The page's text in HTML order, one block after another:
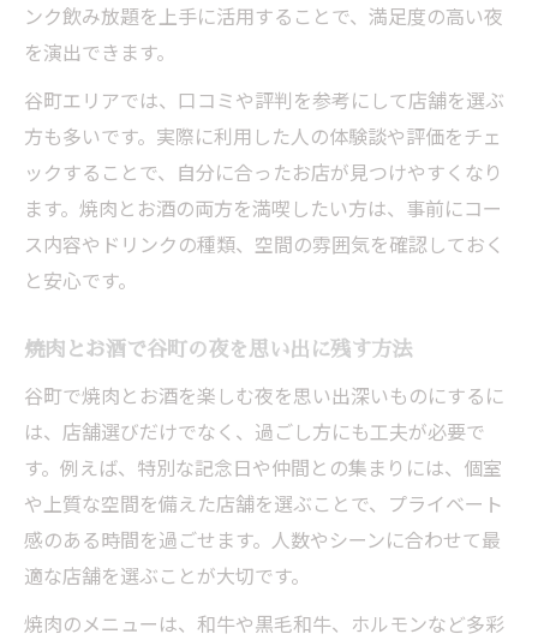
ンク飲み放題を上手に活用することで、満足度の高い夜
を演出できます。
谷町エリアでは、口コミや評判を参考にして店舗を選ぶ
方も多いです。実際に利用した人の体験談や評価をチェ
ックすることで、自分に合ったお店が見つけやすくなり
ます。焼肉とお酒の両方を満喫したい方は、事前にコー
ス内容やドリンクの種類、空間の雰囲気を確認しておく
と安心です。
焼肉とお酒で谷町の夜を思い出に残す方法
谷町で焼肉とお酒を楽しむ夜を思い出深いものにするに
は、店舗選びだけでなく、過ごし方にも工夫が必要で
す。例えば、特別な記念日や仲間との集まりには、個室
や上質な空間を備えた店舗を選ぶことで、プライベート
感のある時間を過ごせます。人数やシーンに合わせて最
適な店舗を選ぶことが大切です。
焼肉のメニューは、和牛や黒毛和牛、ホルモンなど多彩